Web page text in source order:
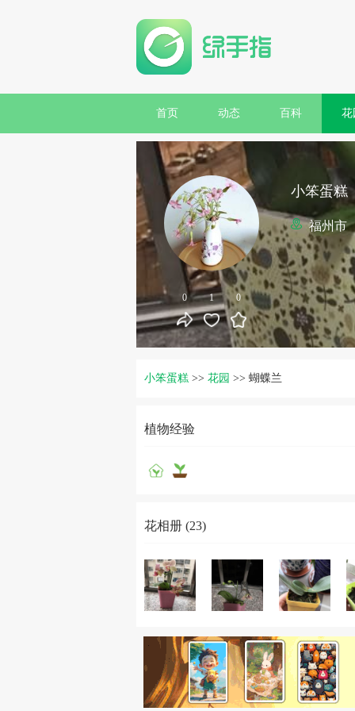
首页 动态 百科 花
0 1 0
小笨蛋糕
福州市
小笨蛋糕 >> 花园 >> 蝴蝶兰
植物经验
花相册 (23)